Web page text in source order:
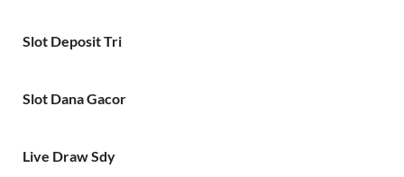
Slot Deposit Tri
Slot Dana Gacor
Live Draw Sdy